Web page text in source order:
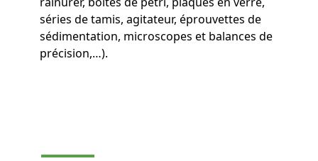
séries de tamis, agitateur, éprouvettes de
sédimentation, microscopes et balances de
précision,…).